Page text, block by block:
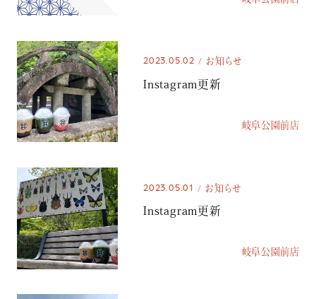
2023.05.02 お知らせ
Instagram更新
岐阜公園前店
2023.05.01 お知らせ
Instagram更新
岐阜公園前店